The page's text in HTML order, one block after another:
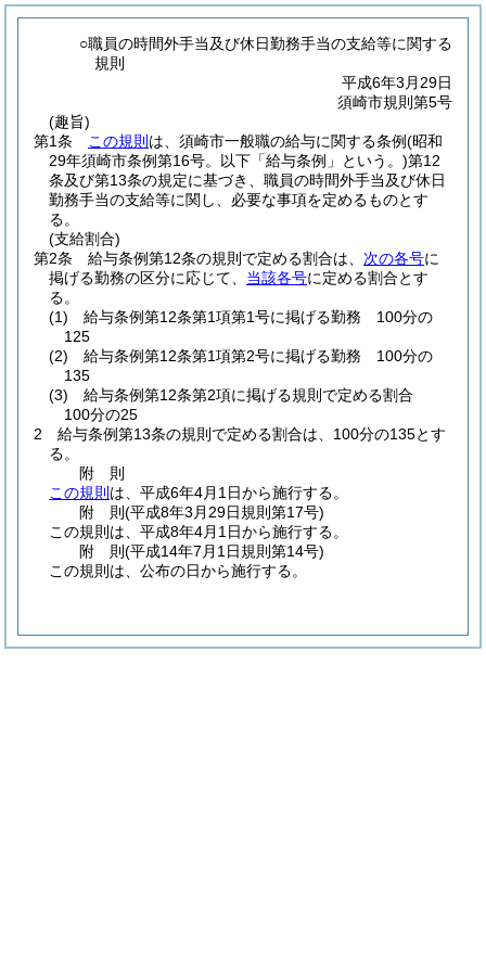
○職員の時間外手当及び休日勤務手当の支給等に関する
規則
平成6年3月29日
須崎市規則第5号
(趣旨)
第1条
この規則 は、須崎市一般職の給与に関する条例(昭和
29年須崎市条例第16号。以下「給与条例」という。)第12
条及び第13条の規定に基づき、職員の時間外手当及び休日
勤務手当の支給等に関し、必要な事項を定めるものとす
る。
(支給割合)
第2条
給与条例第12条の規則で定める割合は、 次の各号に
掲げる勤務の区分に応じて、 当該各号に定める割合とす
る。
(1)
給与条例第12条第1項第1号に掲げる勤務 100分の
125
(2)
給与条例第12条第1項第2号に掲げる勤務 100分の
135
(3)
給与条例第12条第2項に掲げる規則で定める割合
100分の25
2
給与条例第13条の規則で定める割合は、100分の135とす
る。
附 則
この規則 は、平成6年4月1日から施行する。
附 則(平成8年3月29日規則第17号)
この規則は、平成8年4月1日から施行する。
附 則(平成14年7月1日規則第14号)
この規則は、公布の日から施行する。